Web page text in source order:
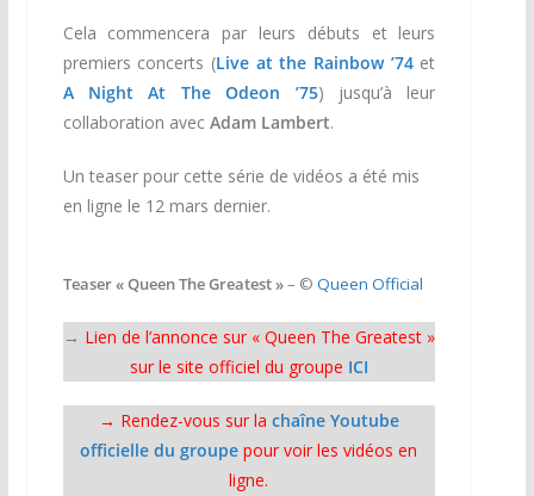
Cela commencera par leurs débuts et leurs
premiers concerts (Live at the Rainbow ’74et
A Night At The Odeon ’75) jusqu’à leur
collaboration avec Adam Lambert.
Un teaser pour cette série de vidéos a été mis
en ligne le 12 mars dernier.
Teaser « Queen The Greatest »– © Queen Official
→ Lien de l’annonce sur « Queen The Greatest »
sur le site officiel du groupe ICI
→ Rendez-vous sur la chaîne Youtube
officielle du groupe pour voir les vidéos en
ligne.